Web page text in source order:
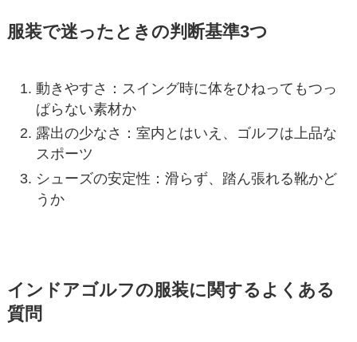
服装で迷ったときの判断基準3つ
動きやすさ：スイング時に体をひねってもつっ
ぱらない素材か
露出の少なさ：室内とはいえ、ゴルフは上品な
スポーツ
シューズの安定性：滑らず、踏ん張れる靴かど
うか
インドアゴルフの服装に関するよくある
質問